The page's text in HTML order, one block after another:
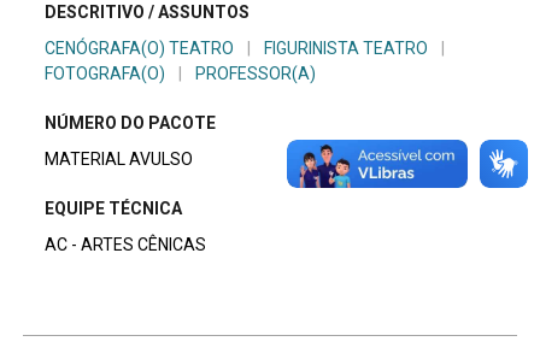
DESCRITIVO / ASSUNTOS
CENÓGRAFA(O) TEATRO
FIGURINISTA TEATRO
FOTOGRAFA(O)
PROFESSOR(A)
NÚMERO DO PACOTE
MATERIAL AVULSO
EQUIPE TÉCNICA
AC - ARTES CÊNICAS